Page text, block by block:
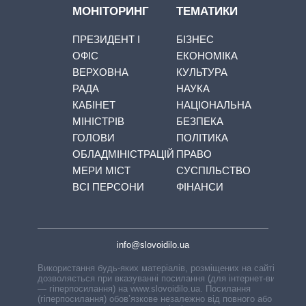
МОНІТОРИНГ
ПРЕЗИДЕНТ І
ОФІС
ВЕРХОВНА
РАДА
КАБІНЕТ
МІНІСТРІВ
ГОЛОВИ
ОБЛАДМІНІСТРАЦІЙ
МЕРИ МІСТ
ВСІ ПЕРСОНИ
ТЕМАТИКИ
БІЗНЕС
ЕКОНОМІКА
КУЛЬТУРА
НАУКА
НАЦІОНАЛЬНА
БЕЗПЕКА
ПОЛІТИКА
ПРАВО
СУСПІЛЬСТВО
ФІНАНСИ
info@slovoidilo.ua
Використання будь-яких матеріалів, розміщених на сайті,
дозволяється при вказуванні посилання (для інтернет-видань
— гіперпосилання) на www.slovoidilo.ua. Посилання
(гіперпосилання) обов’язкове незалежно від повного або